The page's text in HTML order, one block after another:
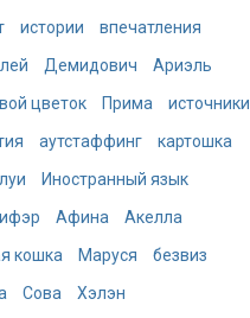
истории
впечатления
Демидович
Ариэль
цветок
Прима
источники
аутстаффинг
картошка
Иностранный язык
Афина
Акелла
кошка
Маруся
безвиз
Сова Хэлэн